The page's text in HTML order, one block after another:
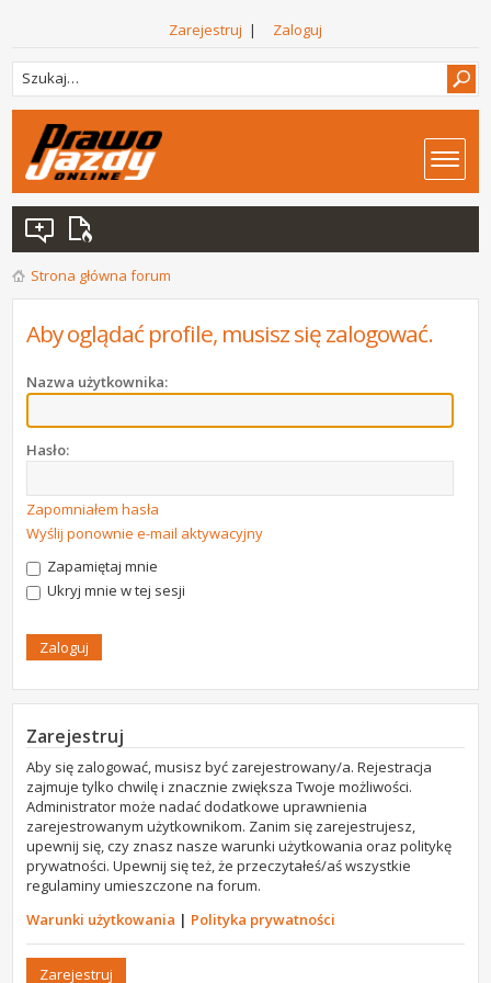
Zarejestruj | Zaloguj
Strona główna forum
Aby oglądać profile, musisz się zalogować.
Nazwa użytkownika:
Hasło:
Zapomniałem hasła
Wyślij ponownie e-mail aktywacyjny
Zapamiętaj mnie
Ukryj mnie w tej sesji
Zarejestruj
Aby się zalogować, musisz być zarejestrowany/a. Rejestracja
zajmuje tylko chwilę i znacznie zwiększa Twoje możliwości.
Administrator może nadać dodatkowe uprawnienia
zarejestrowanym użytkownikom. Zanim się zarejestrujesz,
upewnij się, czy znasz nasze warunki użytkowania oraz politykę
prywatności. Upewnij się też, że przeczytałeś/aś wszystkie
regulaminy umieszczone na forum.
Warunki użytkowania | Polityka prywatności
Zarejestruj